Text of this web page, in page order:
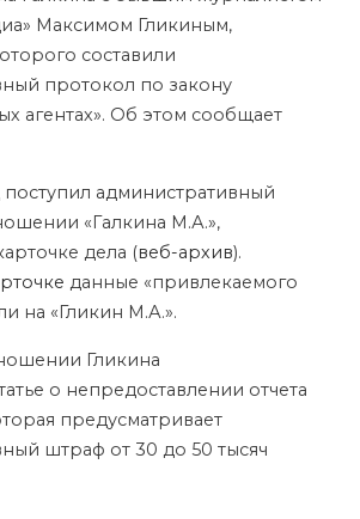
Максимом Гликиным,
составили
протокол по закону
агентах». Об этом сообщает
поступил административный
«Галкина М.А.»,
дела (веб-архив).
данные «привлекаемого
на «Гликин М.А.».
Гликина
о непредоставлении отчета
предусматривает
штраф от 30 до 50 тысяч